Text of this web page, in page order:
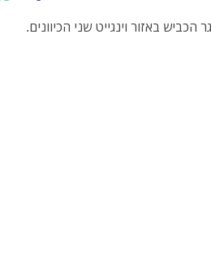
2 לכיוון דרום, נסגר הכביש באזור וינגייט שני הכיוונים.